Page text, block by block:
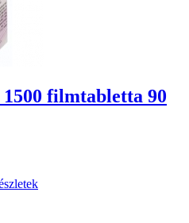
filmtabletta 90